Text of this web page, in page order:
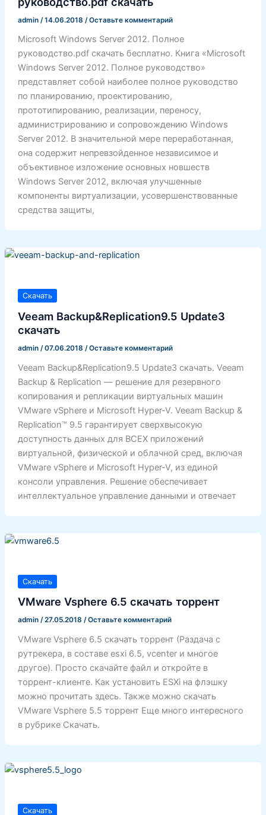
admin /14.06.2018 /Оставьте комментарий
Microsoft Windows Server 2012. Полное
руководство.pdf скачать бесплатно. Книга «Microsoft
Windows Server 2012. Полное руководство»
представляет собой наиболее полное руководство
по планированию, проектированию,
прототипированию, реализации, переносу,
администрированию и сопровождению Windows
Server 2012. В значительной мере переработанная,
она содержит непревзойденное независимое и
объективное изложение основных новшеств
Windows Server 2012, включая улучшенные
компоненты виртуализации, усовершенствованные
средства защиты,
Скачать
Veeam Backup&Replication9.5 Update3
скачать
admin /07.06.2018 /Оставьте комментарий
Veeam Backup&Replication9.5 Update3 скачать. Veeam
Backup & Replication — решение для резервного
копирования и репликации виртуальных машин
VMware vSphere и Microsoft Hyper-V. Veeam Backup &
Replication™ 9.5 гарантирует сверхвысокую
доступность данных для ВСЕХ приложений
виртуальной, физической и облачной сред, включая
VMware vSphere и Microsoft Hyper-V, из единой
консоли управления. Решение обеспечивает
интеллектуальное управление данными и отвечает
Скачать
VMware Vsphere 6.5 скачать торрент
admin /27.05.2018 /Оставьте комментарий
VMware Vsphere 6.5 скачать торрент (Раздача с
рутрекера, в составе esxi 6.5, vcenter и многое
другое). Просто скачайте файл и откройте в
торрент-клиенте. Как установить ESXi на флэшку
можно прочитать здесь. Также можно скачать
VMware Vsphere 5.5 торрент Еще много интересного
в рубрике Скачать.
Скачать